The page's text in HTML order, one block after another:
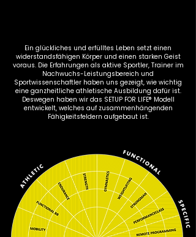
Ein glückliches und erfülltes Leben setzt einen
widerstandsfähigen Körper und einen starken Geist
voraus. Die Erfahrungen als aktive Sportler, Trainer im
Nachwuchs-Leistungsbereich und
Sportwissenschaftler haben uns gezeigt, wie wichtig
eine ganzheitliche athletische Ausbildung dafür ist.
Deswegen haben wir das SETUP FOR LIFE® Modell
entwickelt, welches auf zusammenhängenden
Fähigkeitsfeldern aufgebaut ist.